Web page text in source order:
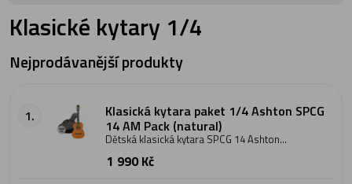
Klasické kytary 1/4
Nejprodávanější produkty
1. Klasická kytara paket 1/4 Ashton SPCG
14 AM Pack (natural)
Dětská klasická kytara SPCG 14 Ashton
povlakem. Vynikající poměr kvalita/cena.
1 990 Kč